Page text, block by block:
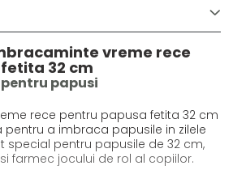
vreme rece
32 cm
papusi
rece pentru papusa fetita 32 cm
a imbraca papusile in zilele
special pentru papusile de 32 cm,
farmec jocului de rol al copiilor.